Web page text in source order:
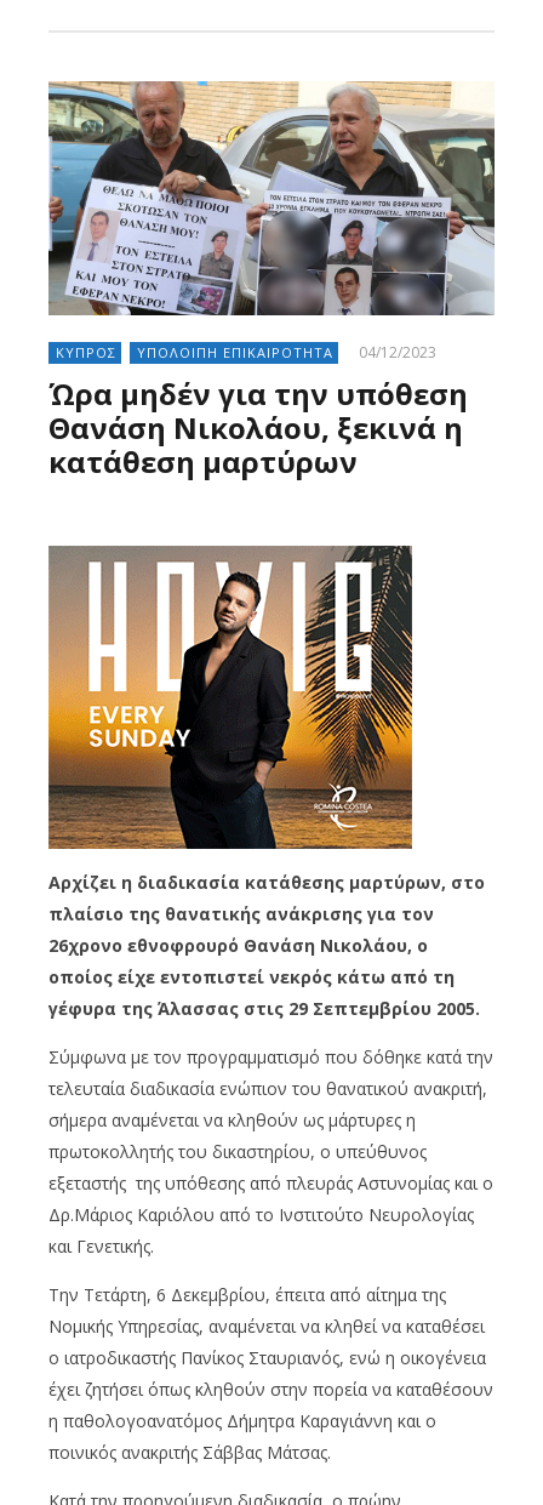
ΚΥΠΡΟΣ ΥΠΟΛΟΙΠΗ ΕΠΙΚΑΙΡΟΤΗΤΑ 04/12/2023
Ώρα μηδέν για την υπόθεση
Θανάση Νικολάου, ξεκινά η
κατάθεση μαρτύρων
Αρχίζει η διαδικασία κατάθεσης μαρτύρων, στο
πλαίσιο της θανατικής ανάκρισης για τον
26χρονο εθνοφρουρό Θανάση Νικολάου, ο
οποίος είχε εντοπιστεί νεκρός κάτω από τη
γέφυρα της Άλασσας στις 29 Σεπτεμβρίου 2005.
Σύμφωνα με τον προγραμματισμό που δόθηκε κατά την
τελευταία διαδικασία ενώπιον του θανατικού ανακριτή,
σήμερα αναμένεται να κληθούν ως μάρτυρες η
πρωτοκολλητής του δικαστηρίου, ο υπεύθυνος
εξεταστής της υπόθεσης από πλευράς Αστυνομίας και ο
Δρ.Μάριος Καριόλου από το Ινστιτούτο Νευρολογίας
και Γενετικής.
Την Τετάρτη, 6 Δεκεμβρίου, έπειτα από αίτημα της
Νομικής Υπηρεσίας, αναμένεται να κληθεί να καταθέσει
ο ιατροδικαστής Πανίκος Σταυριανός, ενώ η οικογένεια
έχει ζητήσει όπως κληθούν στην πορεία να καταθέσουν
η παθολογοανατόμος Δήμητρα Καραγιάννη και ο
ποινικός ανακριτής Σάββας Μάτσας.